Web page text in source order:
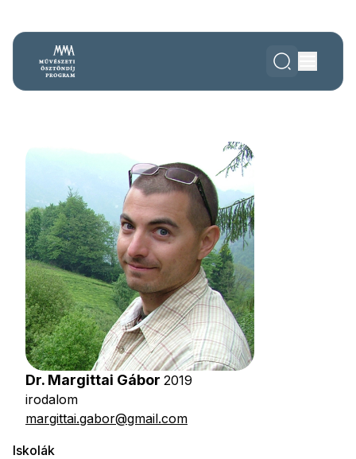
Dr. Margittai Gábor 2019
irodalom
margittai.gabor@gmail.com
Iskolák